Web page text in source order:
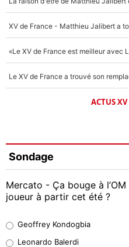
ACTUS
Sondage
Mercato - Ça bouge à
joueur à partir cet été ?
38%
Geoffrey Kondogbia
Leonardo Balerdi